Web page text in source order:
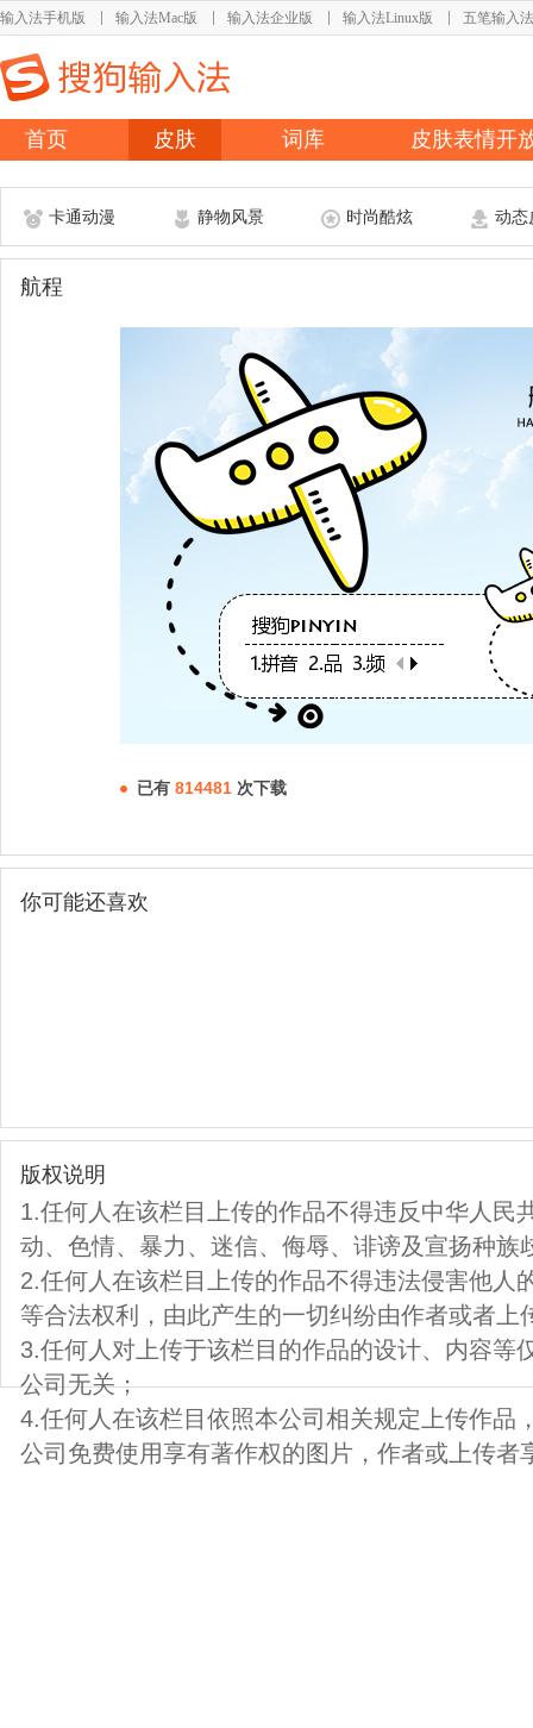
输入法手机版 输入法Mac版 输入法企业版 输入法Linux版 五笔输入法
首页 皮肤 词库 皮肤表情开
卡通动漫 静物风景 时尚酷炫 动态
航程
已有 814481 次下载
你可能还喜欢
版权说明
1.任何人在该栏目上传的作品不得违反中华人民
动、色情、暴力、迷信、侮辱、诽谤及宣扬种族
2.任何人在该栏目上传的作品不得违法侵害他人
等合法权利，由此产生的一切纠纷由作者或者上
3.任何人对上传于该栏目的作品的设计、内容等
公司无关；
4.任何人在该栏目依照本公司相关规定上传作品
公司免费使用享有著作权的图片，作者或上传者